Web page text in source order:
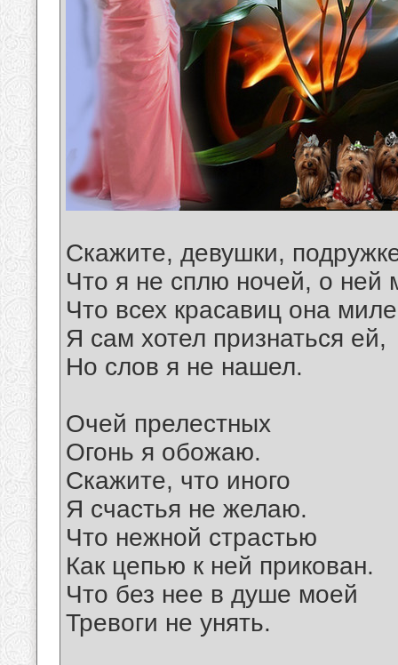
Скажите, девушки,
Что я не сплю ночей, о ней
Что всех красавиц она
Я сам хотел признаться ей,
Но слов я не нашел.
Очей прелестных
Огонь я обожаю.
Скажите, что иного
Я счастья не желаю.
Что нежной страстью
Как цепью к ней прикован.
Что без нее в душе моей
Тревоги не унять.